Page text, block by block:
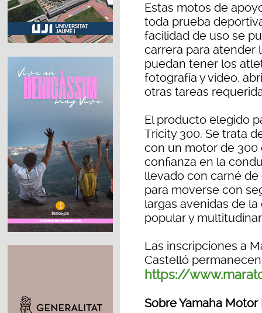
Estas motos de
toda prueba
facilidad de uso se
carrera para atender
puedan tener los
fotografía y vídeo,
otras tareas
El producto elegido
Tricity 300. Se trata
con un motor de 300
confianza en la
llevado con carné
para moverse con
largas avenidas de
popular y
Las inscripciones a
Castelló
https://
Sobre Yamaha Motor